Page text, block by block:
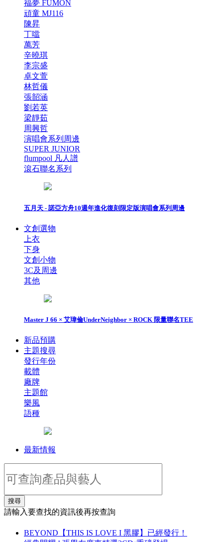
福夢 FUMON
頑童 MJ116
陳昇
丁噹
萬芳
辛曉琪
李宗盛
卓文萱
林哲儀
張韶涵
劉若英
梁靜茹
周興哲
演唱會系列周邊
SUPER JUNIOR
flumpool 凡人譜
滾石聯名系列
五月天 - 諾亞方舟10週年進化復刻限定版演唱會系列周邊
文創選物
上衣
下身
文創小物
3C及周邊
其他
Master J 66 × 艾瑋倫UnderNeighbor × ROCK 限量聯名TEE
新品預購
主題搜尋
發行年份
載體
廠牌
主題館
樂風
語種
最新情報
搜尋
請輸入要查找的資訊後再按查詢
BEYOND【THIS IS LOVE I 黑膠】已經發行！